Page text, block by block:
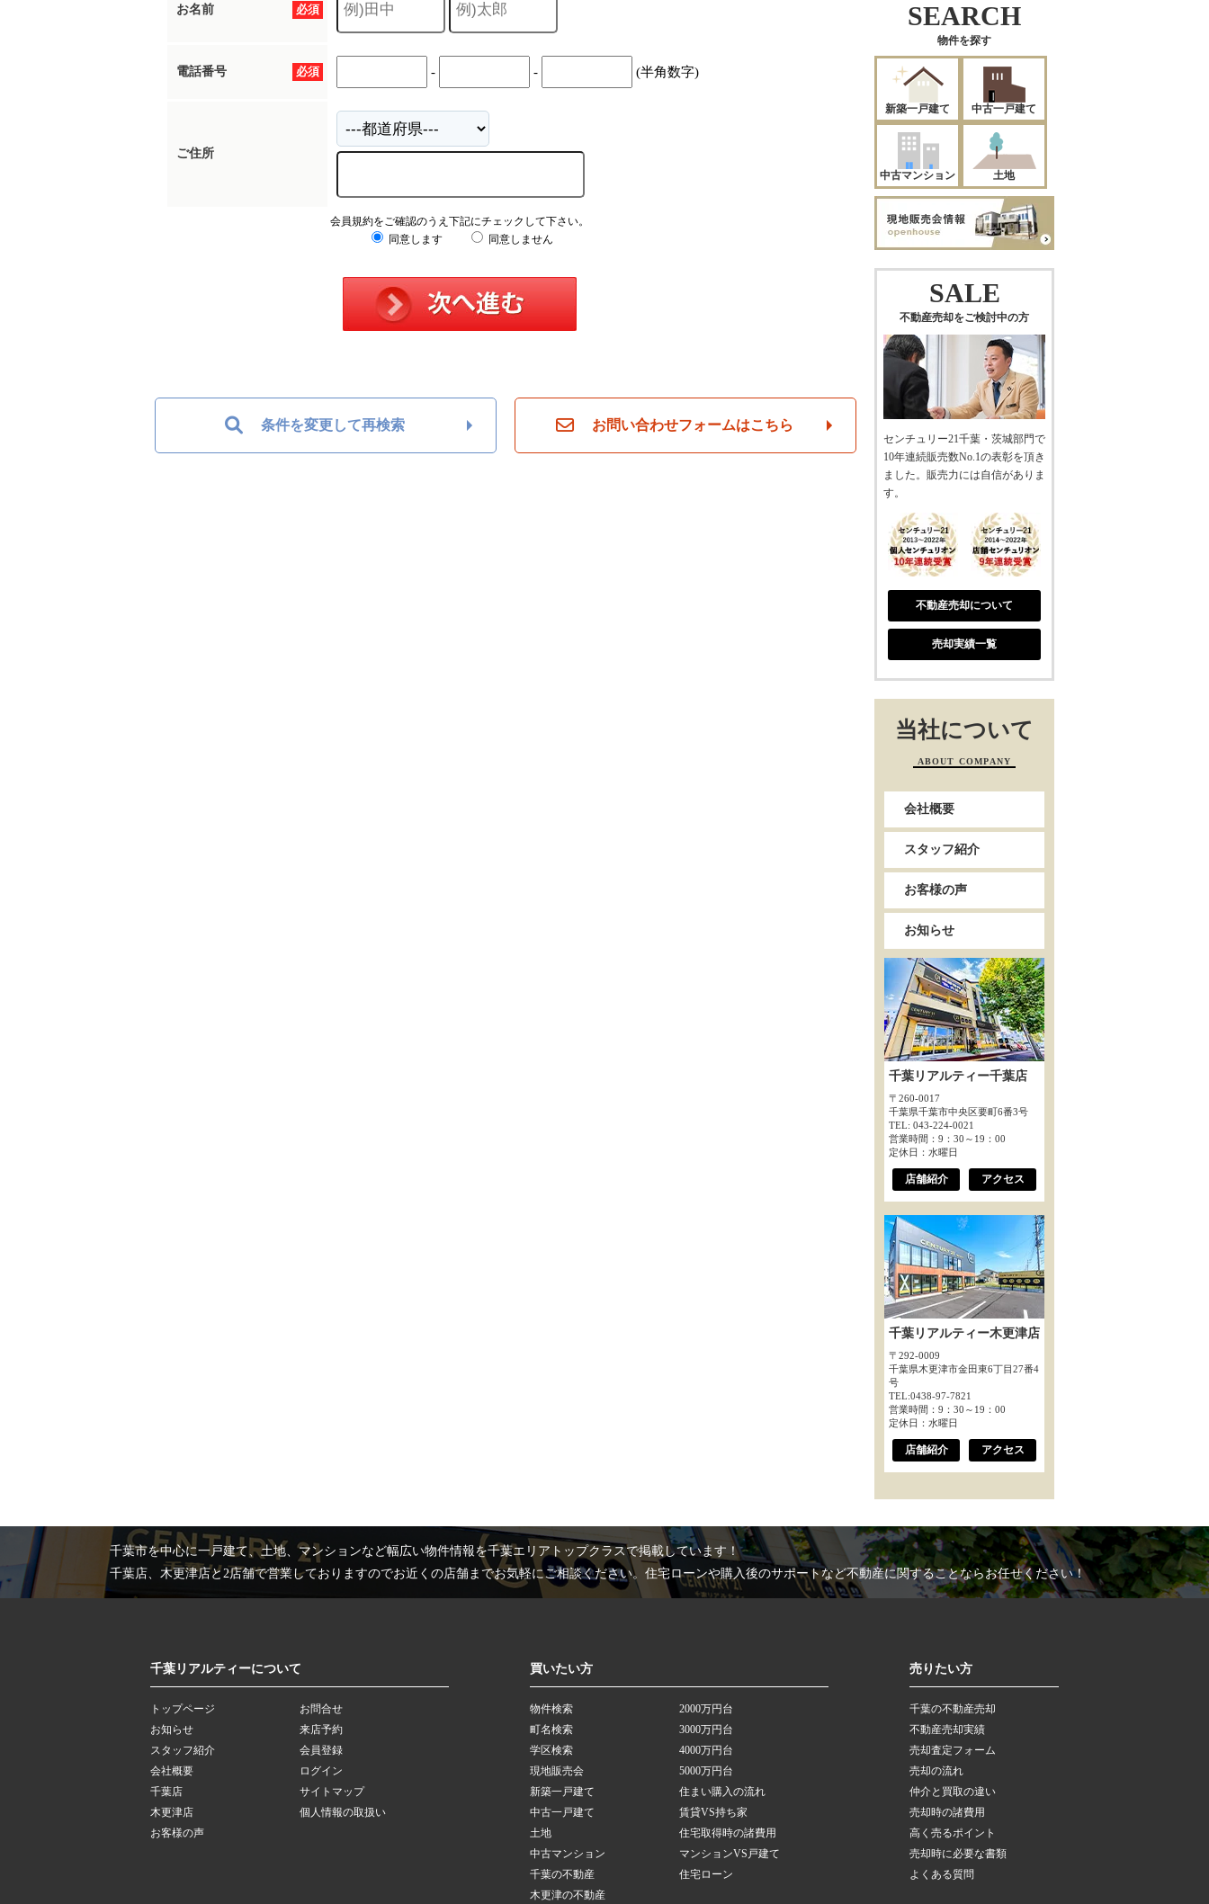
必須
お名前
必須
電話番号 - - (半角数字)
ご住所
会員規約をご確認のうえ下記にチェックして下さい。
同意します
同意しません
条件を変更して再検索 お問い合わせフォームはこちら
SEARCH
物件を探す
新築一戸建て 中古一戸建て
中古マンション 土地
SALE
不動産売却をご検討中の方
センチュリー21千葉・茨城部門で
10年連続販売数No.1の表彰を頂き
ました。販売力には自信がありま
す。
不動産売却について
売却実績一覧
当社について
ABOUT COMPANY
会社概要
スタッフ紹介
お客様の声
お知らせ
千葉リアルティー千葉店
〒260-0017
千葉県千葉市中央区要町6番3号
TEL: 043-224-0021
営業時間：9：30～19：00
定休日：水曜日
店舗紹介 アクセス
千葉リアルティー木更津店
〒292-0009
千葉県木更津市金田東6丁目27番4
号
TEL:0438-97-7821
営業時間：9：30～19：00
定休日：水曜日
店舗紹介 アクセス
千葉市を中心に一戸建て、土地、マンションなど幅広い物件情報を千葉エリアトップクラスで掲載しています！
千葉店、木更津店と2店舗で営業しておりますのでお近くの店舗までお気軽にご相談ください。住宅ローンや購入後のサポートなど不動産に関することならお任せください！
千葉リアルティーについて
トップページ
お知らせ
スタッフ紹介
会社概要
千葉店
木更津店
お客様の声
お問合せ
来店予約
会員登録
ログイン
サイトマップ
個人情報の取扱い
買いたい方
物件検索
町名検索
学区検索
現地販売会
新築一戸建て
中古一戸建て
土地
中古マンション
千葉の不動産
木更津の不動産
2000万円台
3000万円台
4000万円台
5000万円台
住まい購入の流れ
賃貸VS持ち家
住宅取得時の諸費用
マンションVS戸建て
住宅ローン
売りたい方
千葉の不動産売却
不動産売却実績
売却査定フォーム
売却の流れ
仲介と買取の違い
売却時の諸費用
高く売るポイント
売却時に必要な書類
よくある質問